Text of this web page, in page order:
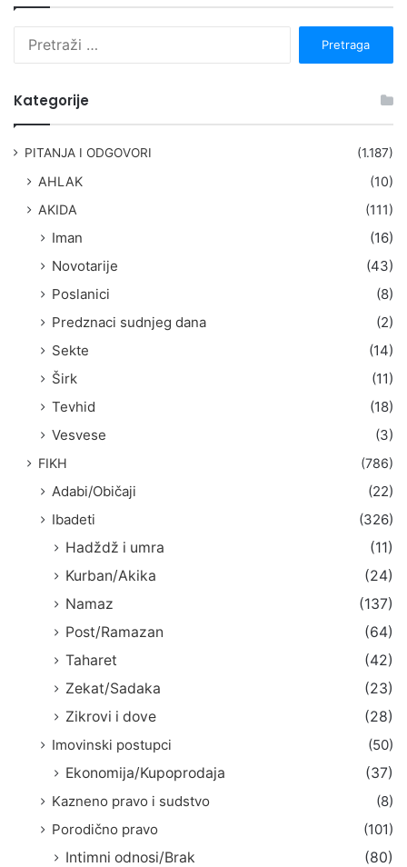
a
Kategorije
PITANJA I ODGOVORI (1.187)
AHLAK
(10)
AKIDA
(111)
Iman
(16)
Novotarije
(43)
Poslanici
(8)
Predznaci sudnjeg dana
(2)
Sekte
(14)
Širk
(11)
Tevhid
(18)
Vesvese
(3)
FIKH (786)
Adabi/Običaji
(22)
Ibadeti
(326)
Hadždž i umra
(11)
Kurban/Akika
(24)
Namaz
(137)
Post/Ramazan
(64)
Taharet
(42)
Zekat/Sadaka
(23)
Zikrovi i dove
(28)
Imovinski postupci
(50)
Ekonomija/Kupoprodaja
(37)
Kazneno pravo i sudstvo
(8)
Porodično pravo
(101)
Intimni odnosi/Brak
(80)